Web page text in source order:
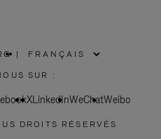
|
SUR :
XLinkedInWeChatWeibo
DROITS RÉSERVÉS